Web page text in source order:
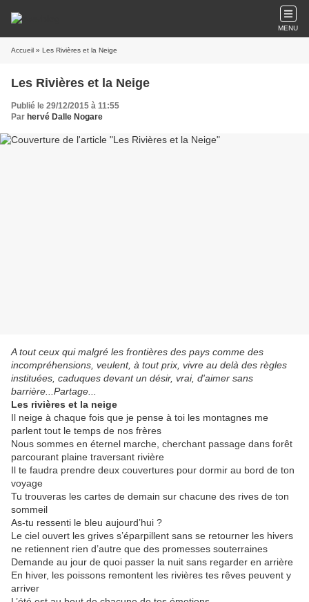
MENU
Accueil » Les Rivières et la Neige
Les Rivières et la Neige
Publié le 29/12/2015 à 11:55
Par hervé Dalle Nogare
A tout ceux qui malgré les frontières des pays comme des
incompréhensions, veulent, à tout prix, vivre au delà des règles
instituées, caduques devant un désir, vrai, d'aimer sans
barrière...Partage...
Les rivières et la neige
Il neige à chaque fois que je pense à toi les montagnes me
parlent tout le temps de nos frères
Nous sommes en éternel marche, cherchant passage dans forêt
parcourant plaine traversant rivière
Il te faudra prendre deux couvertures pour dormir au bord de ton
voyage
Tu trouveras les cartes de demain sur chacune des rives de ton
sommeil
As-tu ressenti le bleu aujourd’hui ?
Le ciel ouvert les grives s’éparpillent sans se retourner les hivers
ne retiennent rien d’autre que des promesses souterraines
Demande au jour de quoi passer la nuit sans regarder en arrière
En hiver, les poissons remontent les rivières tes rêves peuvent y
arriver